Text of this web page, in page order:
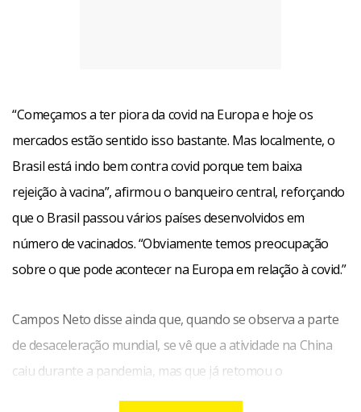
“Começamos a ter piora da covid na Europa e hoje os
mercados estão sentido isso bastante. Mas localmente, o
Brasil está indo bem contra covid porque tem baixa
rejeição à vacina”, afirmou o banqueiro central, reforçando
que o Brasil passou vários países desenvolvidos em
número de vacinados. “Obviamente temos preocupação
sobre o que pode acontecer na Europa em relação à covid.”
Campos Neto disse ainda que, quando se observa a parte
de desaceleração mundial, se vê que a atividade na China
caiu durante a pandemia, mas que já retomou o
crescimento e agora cresce de maneira moderada.